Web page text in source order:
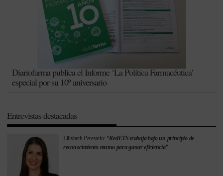
Diariofarma publica el Informe ‘La Política Farmacéutica’
especial por su 10º aniversario
Entrevistas destacadas
Lilisbeth Perestelo: “RedETS trabaja bajo un principio de
reconocimiento mutuo para ganar eficiencia”